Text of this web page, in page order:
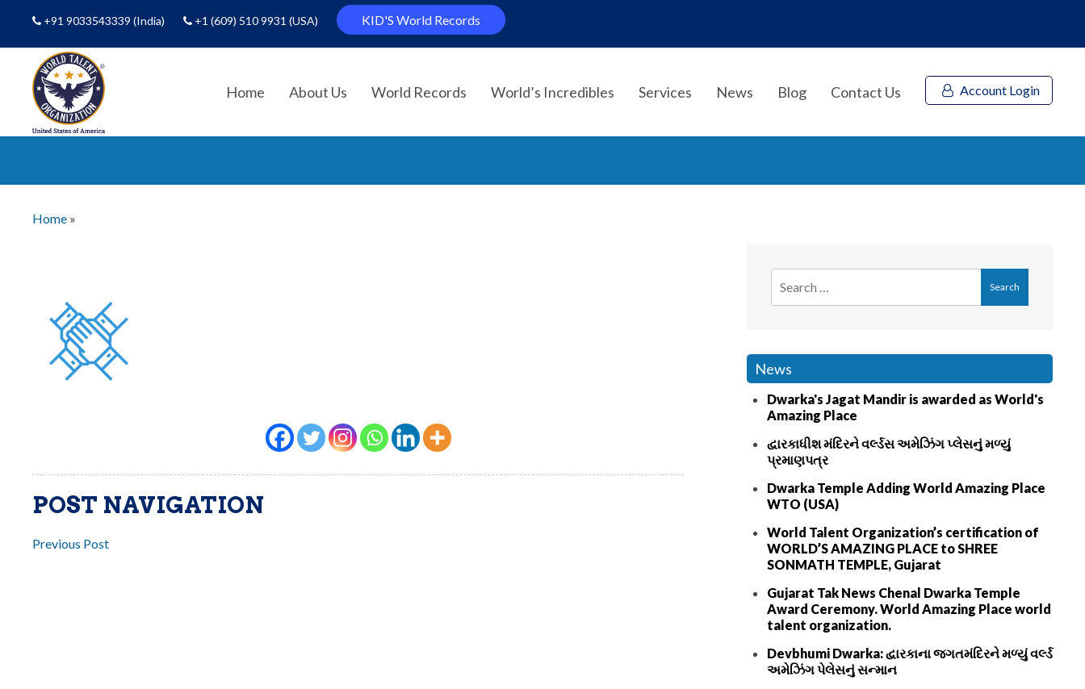
+91 9033543339(India) +1 (609) 510 9931 (USA) KID'S World Records
Home About Us World Records World’s Incredibles Services News Blog Contact Us Account Login
Home »
POST NAVIGATION
Previous Post
News
Dwarka's Jagat Mandir is awarded as World's
Amazing Place
દ્વારકાધીશ મંદિરને વર્લ્ડસ અમેઝિંગ પ્લેસનું મળ્યું
પ્રમાણપત્ર
Dwarka Temple Adding World Amazing Place
WTO (USA)
World Talent Organization’s certification of
WORLD’S AMAZING PLACE to SHREE
SONMATH TEMPLE, Gujarat
Gujarat Tak News Chenal Dwarka Temple
Award Ceremony. World Amazing Place world
talent organization.
Devbhumi Dwarka: દ્વારકાના જગતમંદિરને મળ્યું વર્લ્ડ
અમેઝિંગ પેલેસનું સન્માન